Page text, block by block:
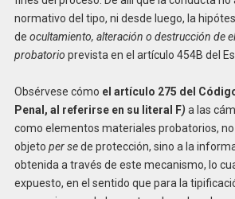
normativo del tipo, ni desde luego, la
de ocultamiento, alteración o destrucción de
probatorio prevista en el artículo 454B del
Obsérvese cómo el artículo 275 del
Penal, al referirse en su literal
F) a las
como elementos materiales probatorios,
objeto per sede protección, sino a la
obtenida a través de este mecanismo, lo
expuesto, en el sentido que para la